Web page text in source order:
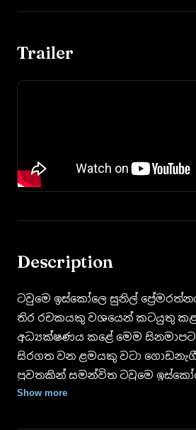
Trailer
Description
ටවුමෙ ඉස්කෝලෙ සුනිල්
තිර රචකයකු වශයෙන් කටයුතු
අධ්‍යක්ෂණය කළේ මෙම
සිරගත වන ළමයකු වටා
පුවතකින් සමන්විත ටවුමෙ
බිමල් ජයකොඩි, තාරුකා
Show more